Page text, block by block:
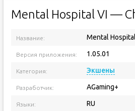
Mental Hospital VI —
Название: Mental
Версия приложения: 1.05.01
Категория: Экшены
Разработчик: AGaming+
Языки: RU